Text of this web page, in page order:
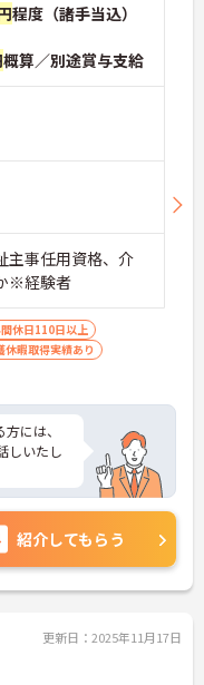
程度（諸手当込）
概算／別途賞与支給
事任用資格、介
※経験者
休日110日以上
休暇取得実績あり
には、
しいたし
紹介してもらう
更新日：2025年11月17日